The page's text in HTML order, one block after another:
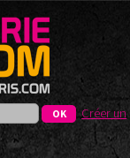
Créer un